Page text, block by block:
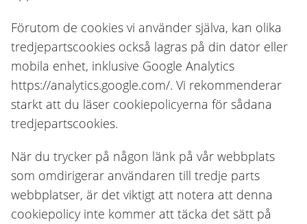
Förutom de cookies vi använder själva, kan olika
tredjepartscookies också lagras på din dator eller
mobila enhet, inklusive Google Analytics
https://analytics.google.com/. Vi rekommenderar
starkt att du läser cookiepolicyerna för sådana
tredjepartscookies.
När du trycker på någon länk på vår webbplats
som omdirigerar användaren till tredje parts
webbplatser, är det viktigt att notera att denna
cookiepolicy inte kommer att täcka det sätt på